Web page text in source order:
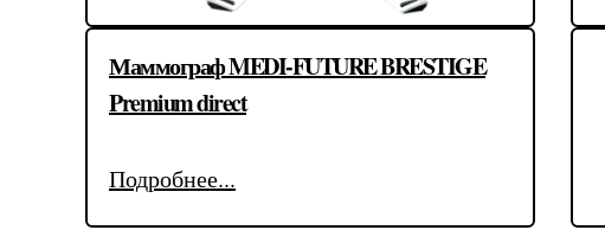
Подробнее...
Маммограф MEDI-FUTURE BRESTIGE
Premium direct